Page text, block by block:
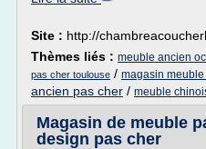
Site : http://
Thèmes liés : meuble ancien
pas cher toulouse / magasin
ancien pas cher / meuble
Magasin de meuble
design pas cher